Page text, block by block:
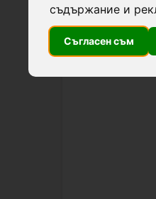
съдържание и
Съгласен съм
Топ фаворит